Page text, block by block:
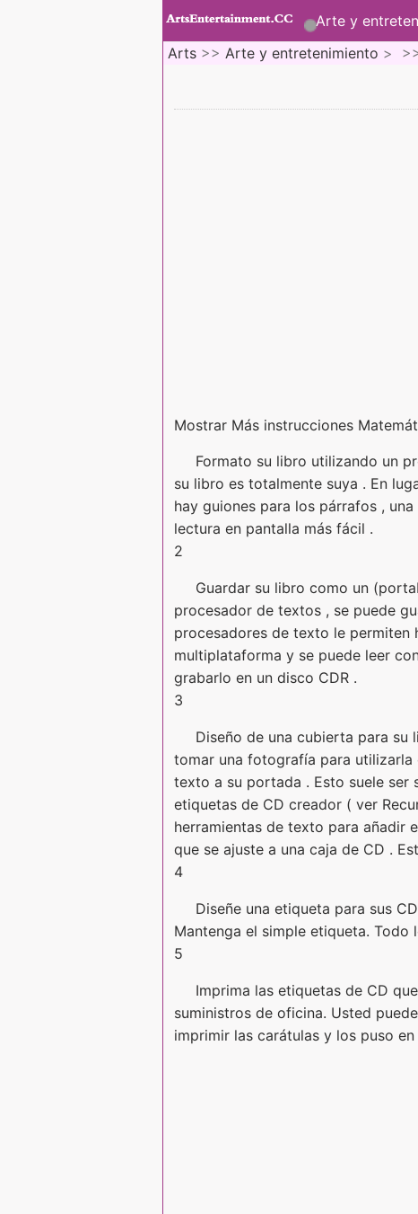
Arte y
Arts >> Arte y entretenimiento >
Mostrar Más instrucciones
Formato su libro utilizando un
su libro es totalmente suya . En
hay guiones para los párrafos ,
lectura en pantalla más fácil .
2
Guardar su libro como un
procesador de textos , se puede
procesadores de texto le permiten
multiplataforma y se puede leer
grabarlo en un disco CDR .
3
Diseño de una cubierta para
tomar una fotografía para utilizarla
texto a su portada . Esto suele
etiquetas de CD creador ( ver
herramientas de texto para añadir
que se ajuste a una caja de CD .
4
Diseñe una etiqueta para sus
Mantenga el simple etiqueta.
5
Imprima las etiquetas de CD
suministros de oficina. Usted
imprimir las carátulas y los puso